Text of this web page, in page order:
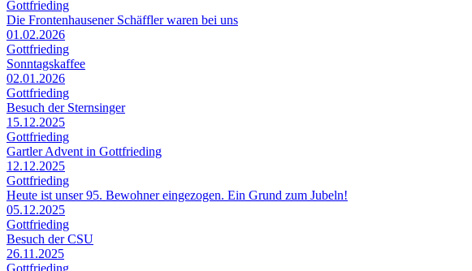
Gottfrieding
Die Frontenhausener Schäffler waren bei uns
01.02.2026
Gottfrieding
Sonntagskaffee
02.01.2026
Gottfrieding
Besuch der Sternsinger
15.12.2025
Gottfrieding
Gartler Advent in Gottfrieding
12.12.2025
Gottfrieding
Heute ist unser 95. Bewohner eingezogen. Ein Grund zum Jubeln!
05.12.2025
Gottfrieding
Besuch der CSU
26.11.2025